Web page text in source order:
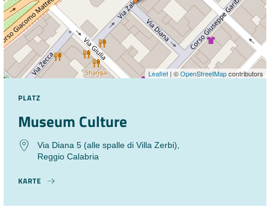
Leaflet | ©OpenStreetMapcontributors
PLATZ
Museum Culture
Via Diana 5 (alle spalle di Villa Zerbi),
Reggio Calabria
KARTE